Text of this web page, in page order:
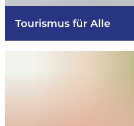
Tourismus für Alle